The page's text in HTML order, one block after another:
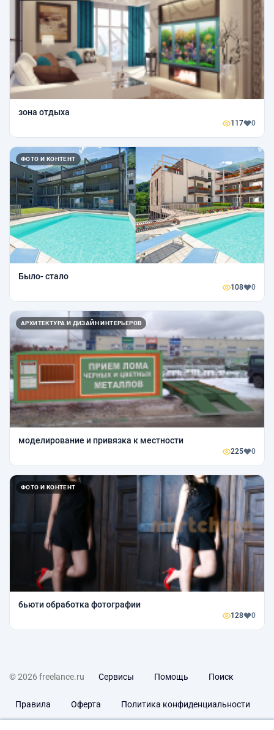
зона отдыха
117 0
ФОТО И КОНТЕНТ
Было- стало
108 0
АРХИТЕКТУРА И ДИЗАЙН ИНТЕРЬЕРОВ
моделирование и привязка к местности
225 0
ФОТО И КОНТЕНТ
бьюти обработка фотографии
128 0
© 2026 freelance.ru Сервисы Помощь Поиск
Правила Оферта Политика конфиденциальности